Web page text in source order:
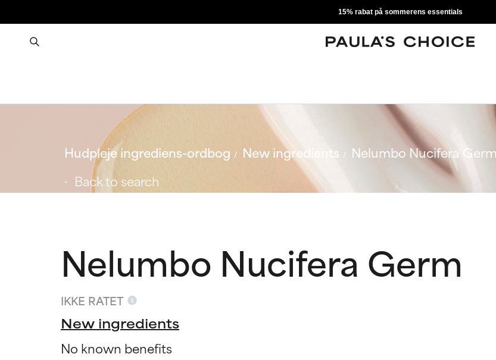
15% rabat på sommerens essentials
Hudpleje ingrediens-ordbog New ingredients
Nelumbo Nucifera Germ
Back to search
Nelumbo Nucifera Germ
IKKE RATET
New ingredients
No known benefits